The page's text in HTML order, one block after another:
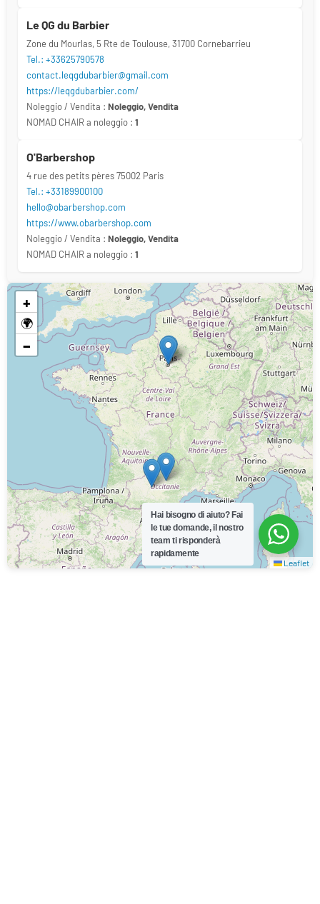
Le QG du Barbier
Zone du Mourlas, 5 Rte de Toulouse, 31700 Cornebarrieu
Tel.: +33625790578
contact.leqgdubarbier@gmail.com
https://leqgdubarbier.com/
Noleggio / Vendita : Noleggio, Vendita
NOMAD CHAIR a noleggio : 1
O'Barbershop
4 rue des petits pères 75002 Paris
Tel.: +33189900100
hello@obarbershop.com
https://www.obarbershop.com
Noleggio / Vendita : Noleggio, Vendita
NOMAD CHAIR a noleggio : 1
+
🌍
−
Leaflet
Hai bisogno di aiuto? Fai
le tue domande, il nostro
team ti risponderà
rapidamente